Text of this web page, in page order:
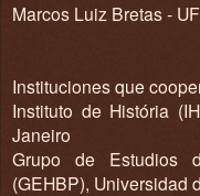
Marcos Luiz Bretas -
Instituciones que
Instituto de História
Janeiro
Grupo de Estudios
(GEHBP), Universidad